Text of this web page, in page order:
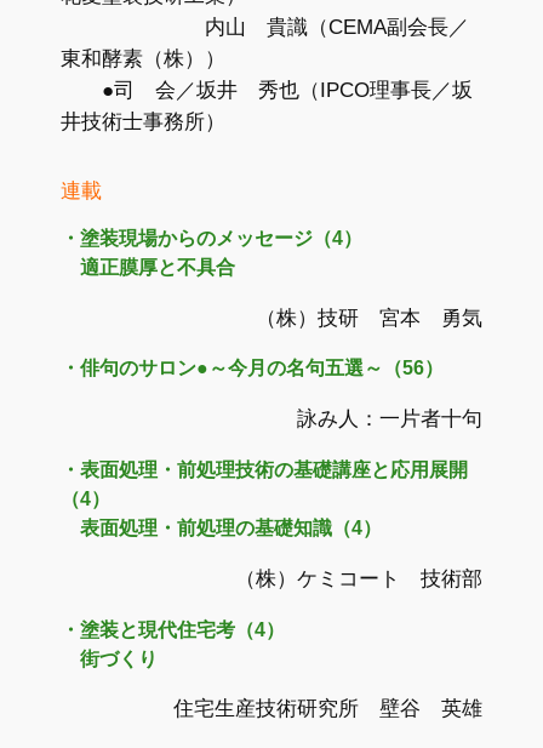
内山 貴識（CEMA副会長／
東和酵素（株））
●司 会／坂井 秀也（IPCO理事長／坂
井技術士事務所）
連載
・塗装現場からのメッセージ（4）
適正膜厚と不具合
（株）技研 宮本 勇気
・俳句のサロン●～今月の名句五選～（56）
詠み人：一片者十句
・表面処理・前処理技術の基礎講座と応用展開
（4）
表面処理・前処理の基礎知識（4）
（株）ケミコート 技術部
・塗装と現代住宅考（4）
街づくり
住宅生産技術研究所 壁谷 英雄